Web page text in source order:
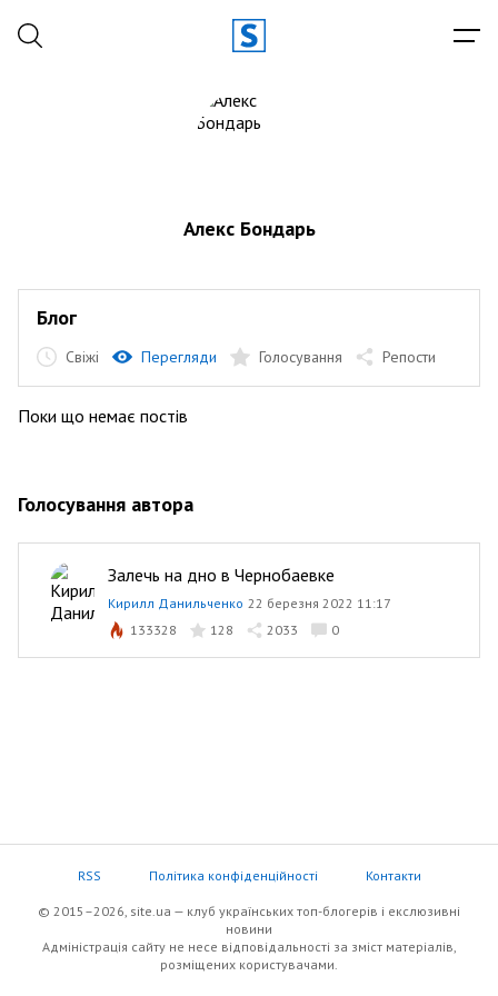
Алекс Бондарь
Блог
Свіжі Перегляди Голосування Репости
Поки що немає постів
Голосування автора
Залечь на дно в Чернобаевке
Кирилл Данильченко 22 березня 2022 11:17
133328
128 2033 0
RSS Політика конфіденційності Контакти
© 2015–2026, site.ua — клуб українських топ-блогерів i екслюзивнi
новини
Адміністрація сайту не несе відповідальності за зміст матеріалів,
розміщених користувачами.